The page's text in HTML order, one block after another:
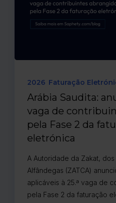
2026 Faturação
Arábia Saudita:
vaga de
pela Fase 2 da
eletrónica
A Autoridade da Zakat,
Alfândegas (ZATCA)
aplicáveis à 25.ª vaga de
pela Fase 2 da faturação